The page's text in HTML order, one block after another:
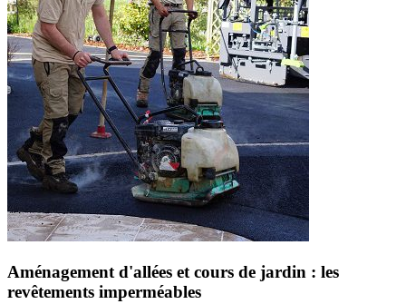
Aménagement d'allées et cours de jardin : les
revêtements imperméables